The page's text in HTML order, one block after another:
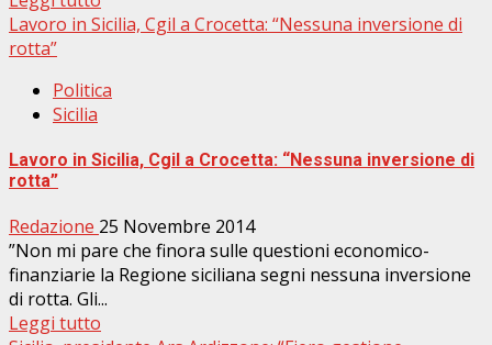
Lavoro in Sicilia, Cgil a Crocetta: “Nessuna inversione di
rotta”
Politica
Sicilia
Lavoro in Sicilia, Cgil a Crocetta: “Nessuna inversione di
rotta”
Redazione 25 Novembre 2014
”Non mi pare che finora sulle questioni economico-
finanziarie la Regione siciliana segni nessuna inversione
di rotta. Gli...
Leggi tutto